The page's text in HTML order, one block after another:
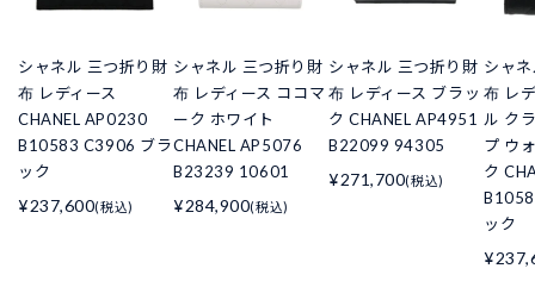
シャネル 三つ折り財
布 レディース
CHANEL AP0230
B10583 C3906 ブラ
ック
¥237,600(税込)
シャネル 三つ折り財
布 レディース ココマ
ーク ホワイト
CHANEL AP5076
B23239 10601
¥284,900(税込)
シャネル 三つ折り財
布 レディース ブラッ
ク CHANEL AP4951
B22099 94305
¥271,700(税込)
シャ
布 レ
ル ク
プ ウ
ク
ック